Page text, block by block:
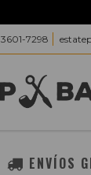
3601-7298
ENVÍOS